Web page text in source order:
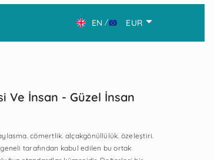
EN EUR
EUR
HUF
Ve İnsan - Güzel İnsan
cömertlik. alçakgönüllülük. özeleştiri.
tarafından kabul edilen bu ortak